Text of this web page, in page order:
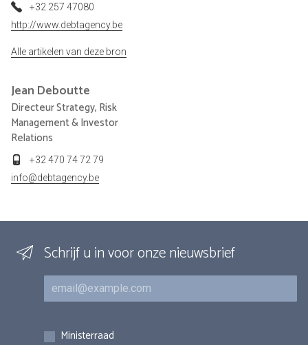
+32 257 47080
http://www.debtagency.be
Alle artikelen van deze bron
Jean Deboutte
Directeur Strategy, Risk
Management & Investor
Relations
+32 470 74 72 79
info@debtagency.be
Schrijf u in voor onze nieuwsbrief
E-mail
Inschrijvingen
Ministerraad